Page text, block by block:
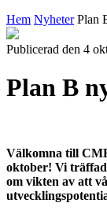
Hem Nyheter Plan
Publicerad den 4
Plan B
Välkomna till
oktober! Vi
om vikten av att